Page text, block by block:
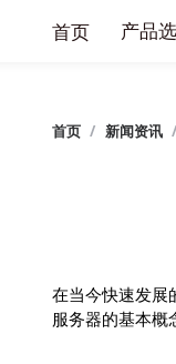
首页
首页 / 新闻
在当今快速